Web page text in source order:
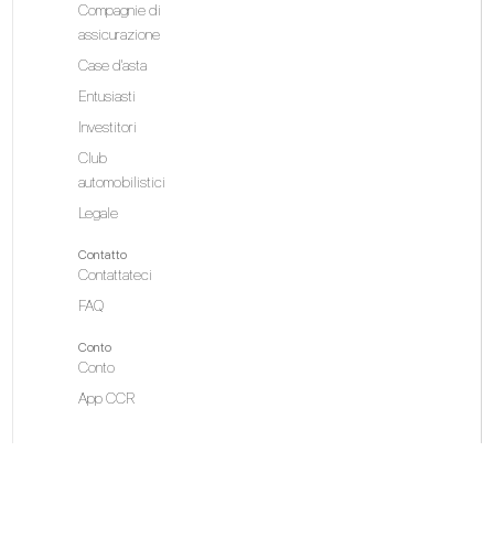
Compagnie di
assicurazione
Case d'asta
Entusiasti
Investitori
Club
automobilistici
Legale
Contatto
Contattateci
FAQ
Conto
Conto
App CCR